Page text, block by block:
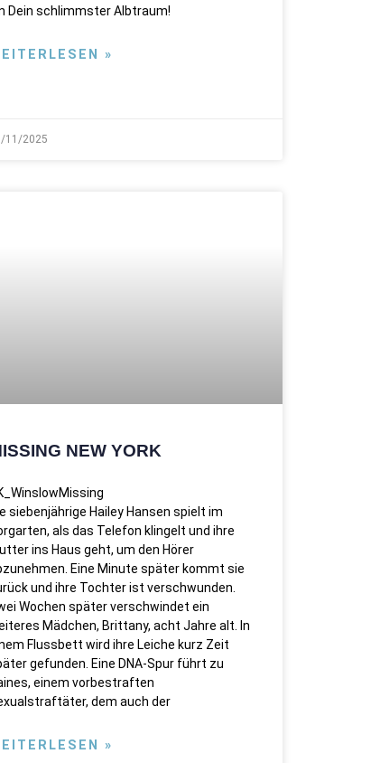
Dein schlimmster Albtraum!
»
11/2025
NEW YORK
siebenjährige Hailey Hansen spielt im
als das Telefon klingelt und ihre
ins Haus geht, um den Hörer
Eine Minute später kommt sie
und ihre Tochter ist verschwunden.
Wochen später verschwindet ein
Mädchen, Brittany, acht Jahre alt. In
Flussbett wird ihre Leiche kurz Zeit
gefunden. Eine DNA-Spur führt zu
einem vorbestraften
dem auch der
»